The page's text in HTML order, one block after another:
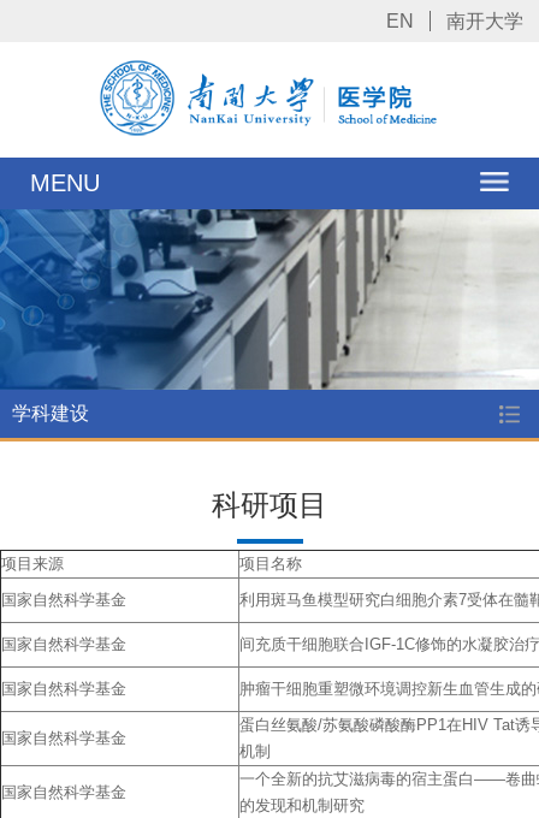
EN 南开大学
MENU
学科建设
科研项目
项目来源
项目名称
国家自然科学基金
利用斑马鱼模型研究白细胞介素7受体在髓
国家自然科学基金 间充质干细胞联合IGF-1C修饰的水凝胶治
国家自然科学基金 肿瘤干细胞重塑微环境调控新生血管生成
国家自然科学基金
蛋白丝氨酸/苏氨酸磷酸酶PP1在HIV Tat诱
机制
国家自然科学基金
一个全新的抗艾滋病毒的宿主蛋白——卷曲
的发现和机制研究